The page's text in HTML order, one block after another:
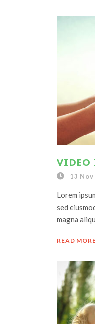
VIDEO
13 Nov
Lorem
sed
magna
READ MORE